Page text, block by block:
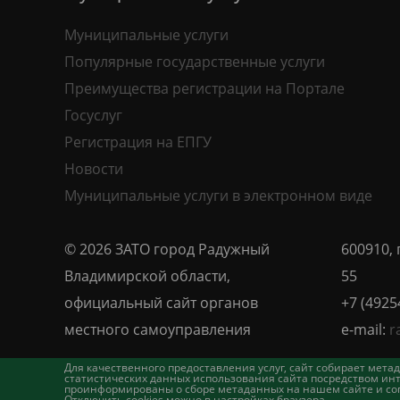
Для качественного предоставления услуг, сайт собирает
статистических данных использования сайта посредством
проинформированы о сборе метаданных на нашем сайте и
Муниципальные услуги
Популярные государственные услуги
Преимущества регистрации на Портале
Госуслуг
Регистрация на ЕПГУ
Новости
Муниципальные услуги в электронном виде
© 2026 ЗАТО город Радужный
Владимирской области,
официальный сайт органов
местного самоуправления
600910,
55
+7
e-mail: